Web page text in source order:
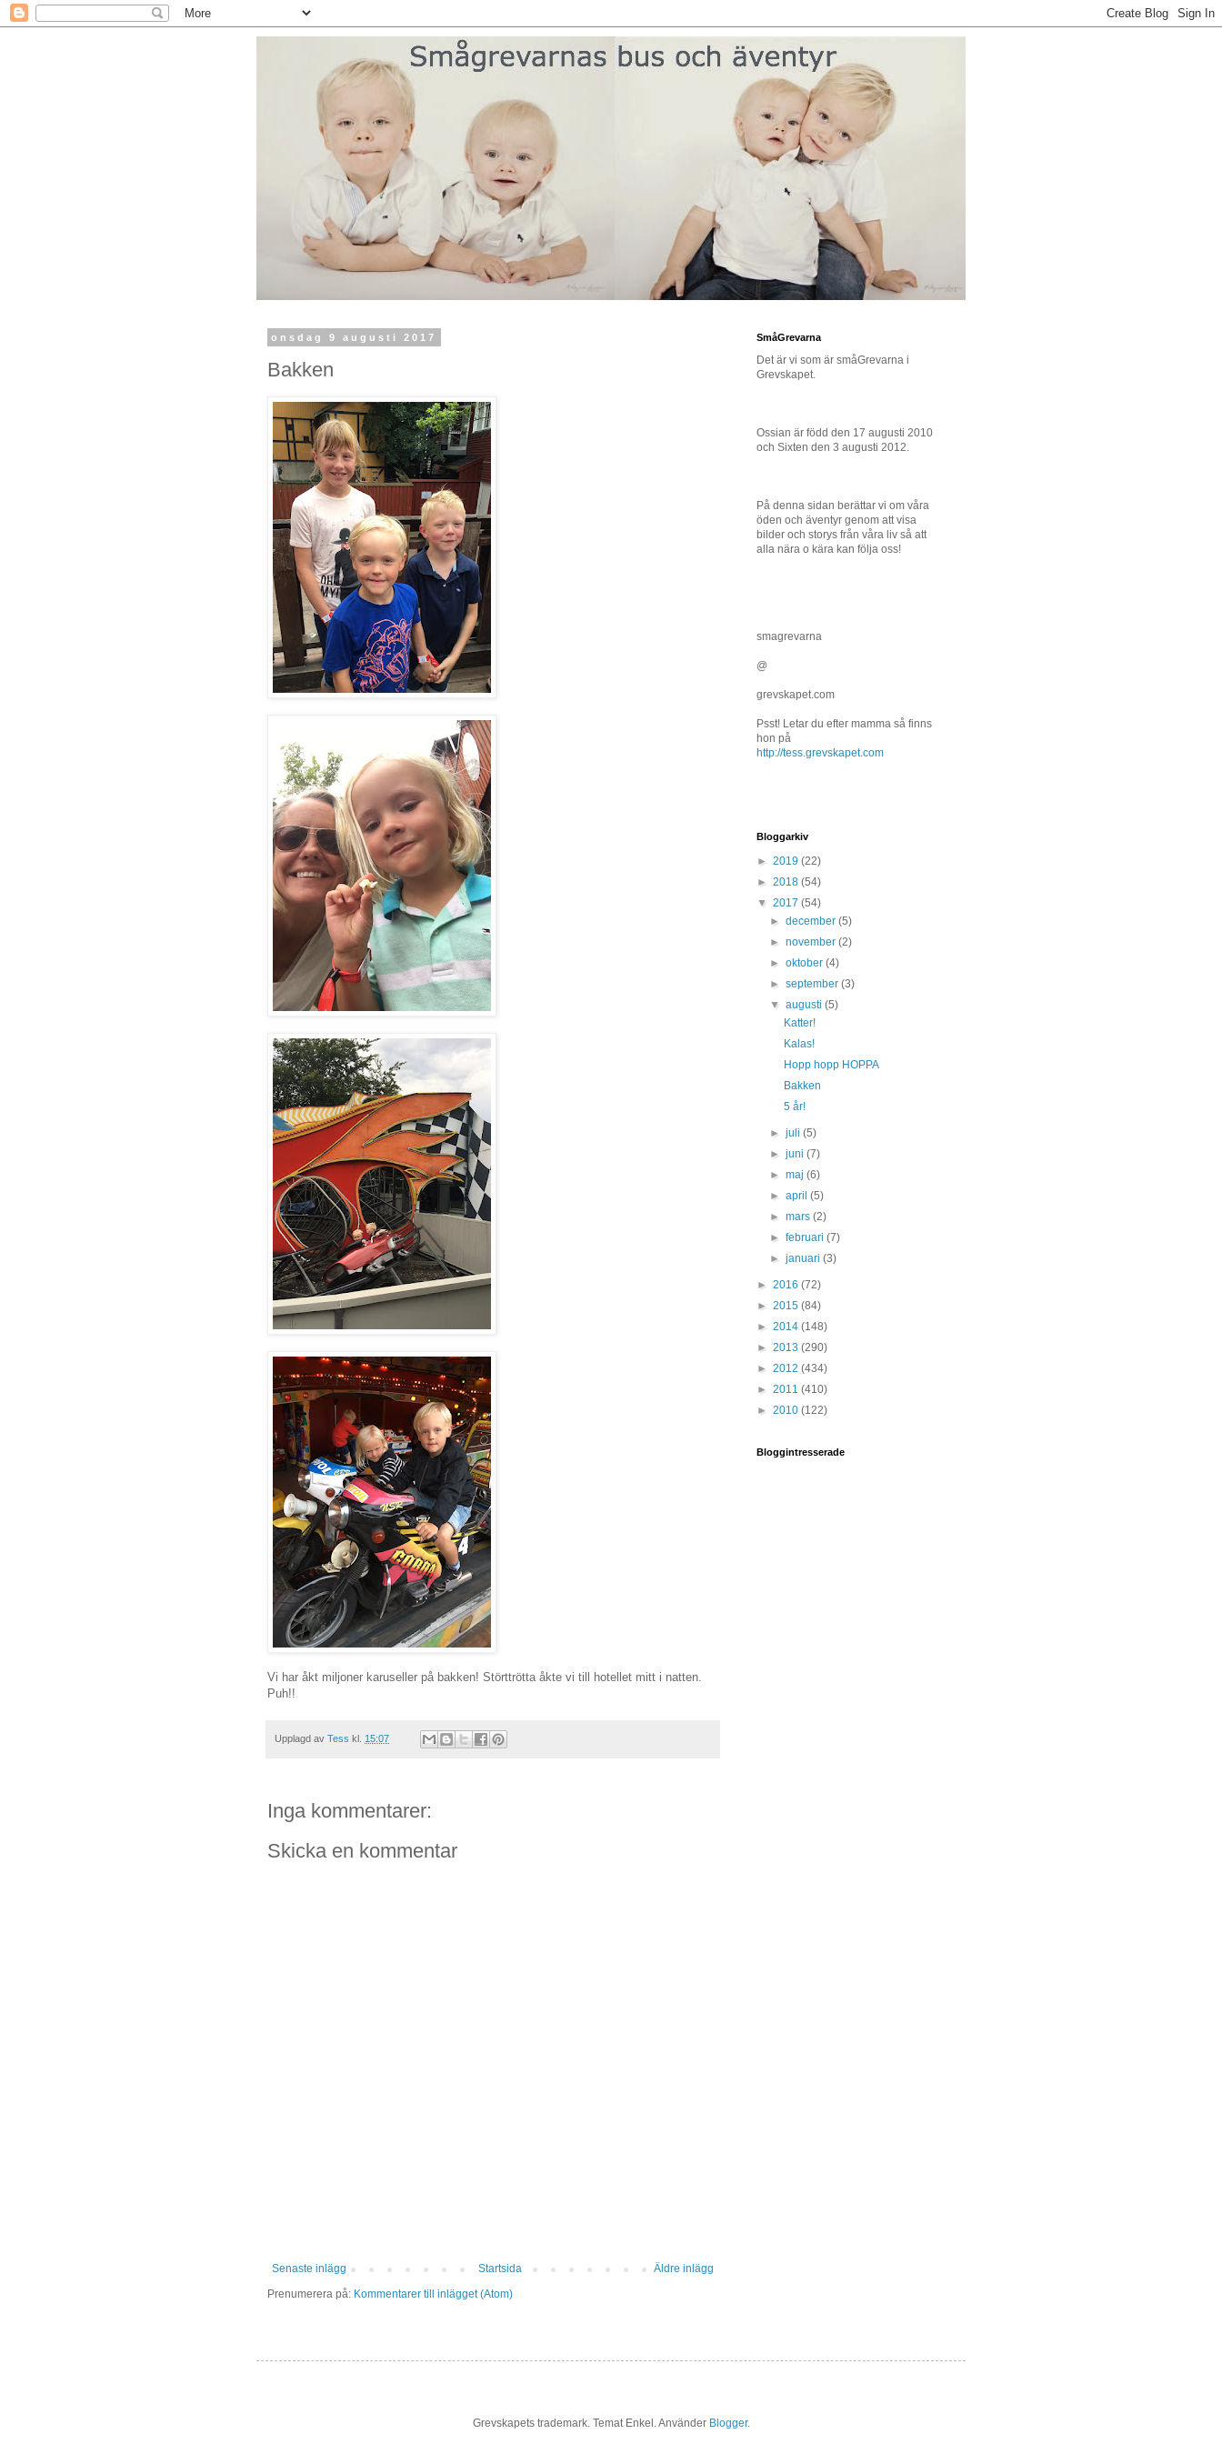
onsdag 9 augusti 2017
Bakken
Vi har åkt miljoner karuseller på bakken! Störttrötta åkte vi till hotellet mitt i natten.
Puh!!
Upplagd av Tess kl. 15:07
Inga kommentarer:
Skicka en kommentar
Senaste inlägg Äldre inlägg
Startsida
Prenumerera på: Kommentarer till inlägget (Atom)
SmåGrevarna
Det är vi som är småGrevarna i
Grevskapet.
Ossian är född den 17 augusti 2010
och Sixten den 3 augusti 2012.
På denna sidan berättar vi om våra
öden och äventyr genom att visa
bilder och storys från våra liv så att
alla nära o kära kan följa oss!
smagrevarna
@
grevskapet.com
Psst! Letar du efter mamma så finns
hon på
http://tess.grevskapet.com
Bloggarkiv
► 2019 (22)
► 2018 (54)
▼ 2017 (54)
►december(5)
►november(2)
►oktober(4)
►september(3)
▼augusti(5)
Katter!
Kalas!
Hopp hopp HOPPA
Bakken
5 år!
►juli(5)
►juni(7)
►maj(6)
►april(5)
►mars(2)
►februari(7)
►januari(3)
► 2016 (72)
► 2015 (84)
► 2014 (148)
► 2013 (290)
► 2012 (434)
► 2011 (410)
► 2010 (122)
Bloggintresserade
Grevskapets trademark. Temat Enkel. Använder Blogger.